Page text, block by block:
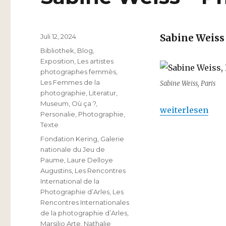
Sabine Weiss
Sabine Weiss, Paris
„Sabine Weiss –
weiterlesen
Veröffentlicht
am
Juli 12, 2024
Kategorien
Bibliothek Blog
Exposition Les artistes
photographes femmès
Les Femmes de la
photographie Literatur
Museum Où ça ?
Personalie Photographie
Texte
Schlagwörter
Fondation Kering Galerie
nationale du Jeu de
Paume Laure Delloye
Augustins Les Rencontres
International de la
Photographie d’Arles Les
Rencontres Internationales
de la photographie d’Arles
Marsilio Arte Nathalie